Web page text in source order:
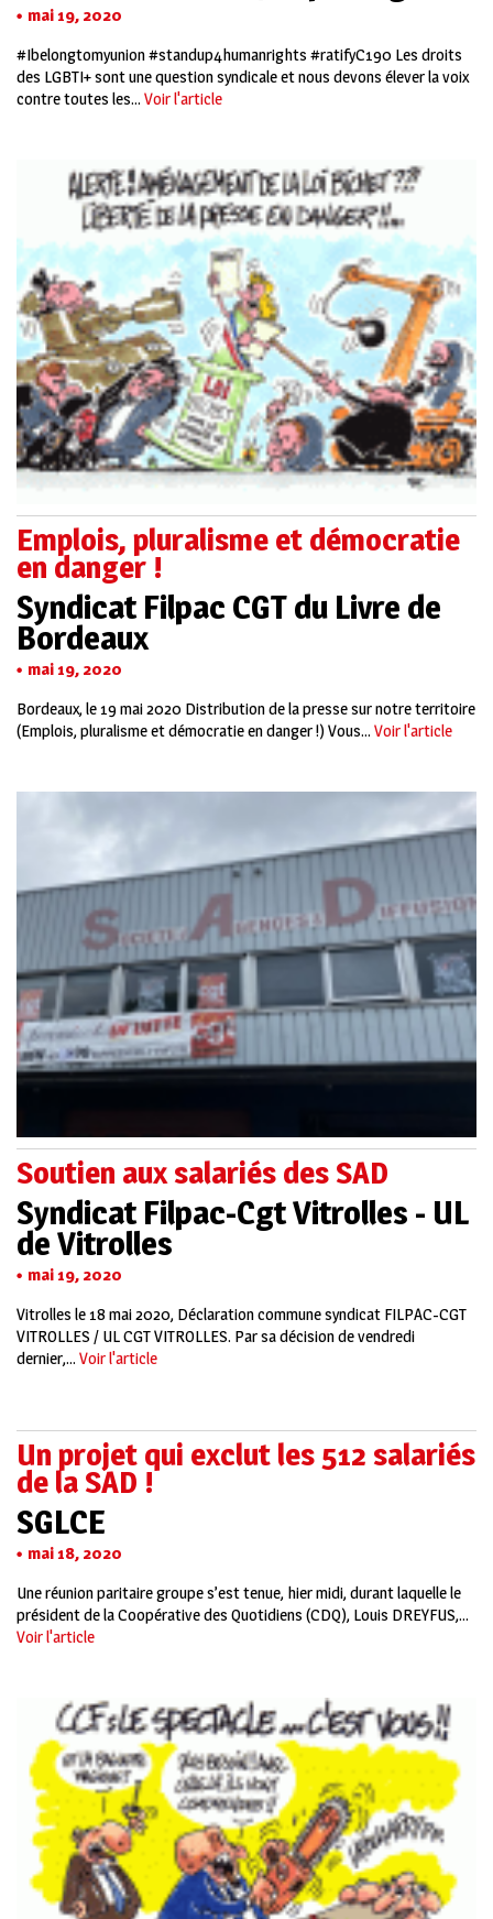
mai 19, 2020
#Ibelongtomyunion #standup4humanrights #ratifyC190 Les droits
des LGBTI+ sont une question syndicale et nous devons élever la voix
contre toutes les... Voir l'article
Emplois, pluralisme et démocratie
en danger !
Syndicat Filpac CGT du Livre de
Bordeaux
mai 19, 2020
Bordeaux, le 19 mai 2020 Distribution de la presse sur notre territoire
(Emplois, pluralisme et démocratie en danger !) Vous... Voir l'article
Soutien aux salariés des SAD
Syndicat Filpac-Cgt Vitrolles - UL
de Vitrolles
mai 19, 2020
Vitrolles le 18 mai 2020, Déclaration commune syndicat FILPAC-CGT
VITROLLES / UL CGT VITROLLES. Par sa décision de vendredi
dernier,... Voir l'article
Un projet qui exclut les 512 salariés
de la SAD !
SGLCE
mai 18, 2020
Une réunion paritaire groupe s’est tenue, hier midi, durant laquelle le
président de la Coopérative des Quotidiens (CDQ), Louis DREYFUS,...
Voir l'article